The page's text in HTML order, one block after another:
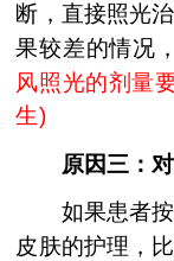
断，直接照光
果较差的情况
风照光的剂量
生)
原因三：
如果患者按
皮肤的护理，